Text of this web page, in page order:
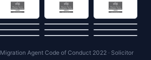
Migration Agent Code of Conduct 2022 · Solicitor